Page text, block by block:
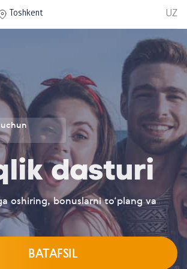
Toshkent UZ
dasturi
oshiring, bonuslarni to‘plang va
BATAFSIL